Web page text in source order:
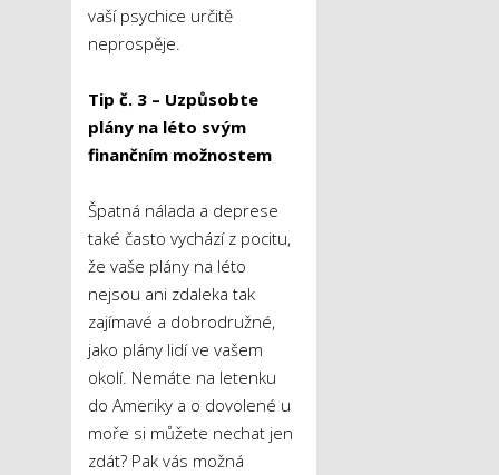
vaší psychice určitě
neprospěje.
Tip č. 3 – Uzpůsobte
plány na léto svým
finančním možnostem
Špatná nálada a deprese
také často vychází z pocitu,
že vaše plány na léto
nejsou ani zdaleka tak
zajímavé a dobrodružné,
jako plány lidí ve vašem
okolí. Nemáte na letenku
do Ameriky a o dovolené u
moře si můžete nechat jen
zdát? Pak vás možná